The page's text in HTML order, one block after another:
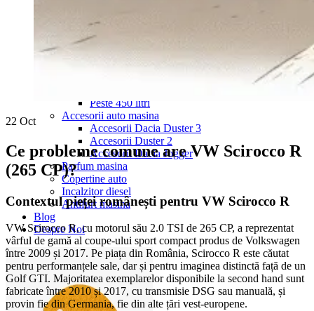
Navigație Toyota Avensis T25
Portbagaj Plafon Auto
Peste 450 litri
Accesorii auto masina
Accesorii Dacia Duster 3
Accesorii Duster 2
Accesorii Dacia Jogger
Parfum masina
Copertine auto
Incalzitor diesel
Antifurt masina
Blog
Despre Noi
22 Oct
Ce probleme comune are VW Scirocco R
(265 CP)?
Contextul pieței românești pentru VW Scirocco R
VW Scirocco R, cu motorul său 2.0 TSI de 265 CP, a reprezentat
vârful de gamă al coupe-ului sport compact produs de Volkswagen
între 2009 și 2017. Pe piața din România, Scirocco R este căutat
pentru performanțele sale, dar și pentru imaginea distinctă față de un
Golf GTI. Majoritatea exemplarelor disponibile la second hand sunt
fabricate între 2010 și 2017, cu transmisie DSG sau manuală, și
provin fie din Germania, fie din alte țări vest-europene.